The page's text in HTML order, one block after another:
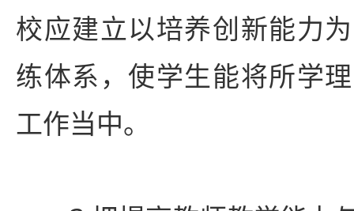
校应建立以培养创新能力
练体系，使学生能将所学
工作当中。